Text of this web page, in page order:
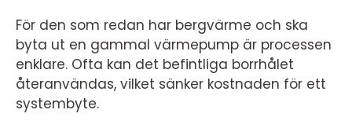
För den som redan har bergvärme och ska
byta ut en gammal värmepump är processen
enklare. Ofta kan det befintliga borrhålet
återanvändas, vilket sänker kostnaden för ett
systembyte.